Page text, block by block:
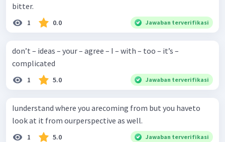
bitter.
1 0.0 Jawaban terverifikasi
don’t – ideas – your – agree – I – with – too – it’s –
complicated
1 5.0 Jawaban terverifikasi
Iunderstand where you arecoming from but you haveto
look at it from ourperspective as well.
1 5.0 Jawaban terverifikasi